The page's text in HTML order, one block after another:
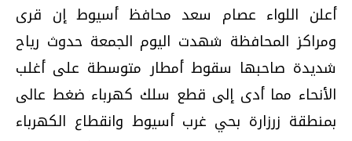
أعلن اللواء عصام سعد محافظ أسيوط إن قرى
ومراكز المحافظة شهدت اليوم الجمعة حدوث رياح
شديدة صاحبها سقوط أمطار متوسطة على أغلب
الأنحاء مما أدى إلى قطع سلك كهرباء ضغط عالى
بمنطقة زرزارة بحي غرب أسيوط وانقطاع الكهرباء